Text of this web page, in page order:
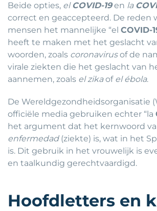
Beide opties, el COVID-19en la
correct en geaccepteerd. De reden
mensen het mannelijke “el COVID-
heeft te maken met het geslacht
woorden, zoals coronavirusof de
virale ziekten die het geslacht van
aannemen, zoals el zikaof el ébola.
De Wereldgezondheidsorganisatie
officiële media gebruiken echter “la
het argument dat het kernwoord
enfermedad(ziekte) is, wat in het
is. Dit gebruik in het vrouwelijk is
en taalkundig gerechtvaardigd.
Hoofdletters en